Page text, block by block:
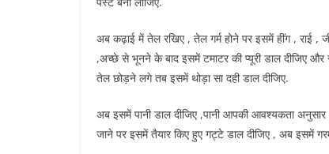
अब कढ़ाई में तेल रखिए , तेल गर्म होने पर इसमें हींग , राई ,
,अच्छे से भूनने के बाद इसमें टमाटर की प्यूरी डाल दीजिए और
तेल छोड़ने लगे तब इसमें थोड़ा सा दही डाल दीजिए.
अब इसमें पानी डाल दीजिए ,पानी आपकी आवश्यकता
जाने पर इसमें तैयार किए हुए गट्टे डाल दीजिए , अब इसमें